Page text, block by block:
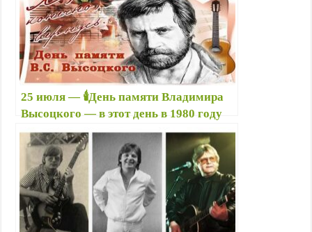
25 июля — 🕯️День памяти Владимира
Высоцкого — в этот день в 1980 году
ушел из жизни легендарный поэт,
певец, актер